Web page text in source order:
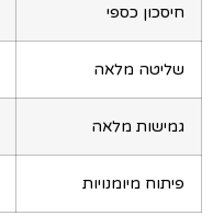
חיסכון כספי
שליטה מלאה
גמישות מלאה
פיתוח מיומנויות